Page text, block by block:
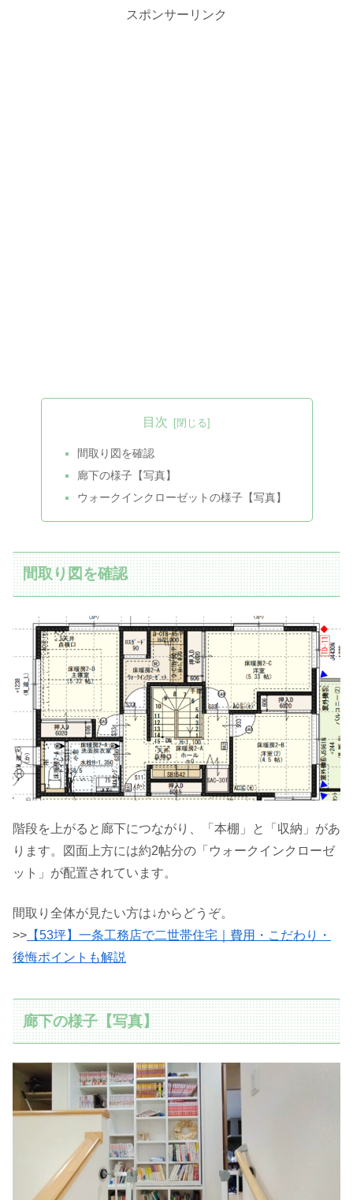
スポンサーリンク
目次
間取り図を確認
廊下の様子【写真】
ウォークインクローゼットの様子【写真】
間取り図を確認
階段を上がると廊下につながり、「本棚」と「収納」があ
ります。図面上方には約2帖分の「ウォークインクローゼ
ット」が配置されています。
間取り全体が見たい方は↓からどうぞ。
>> 【53坪】一条工務店で二世帯住宅｜費用・こだわり・
後悔ポイントも解説
廊下の様子【写真】